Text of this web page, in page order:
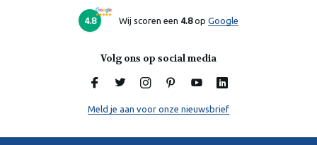
4.8 Wij scoren een 4.8op Google
Volg ons op social media
Meld je aan voor onze nieuwsbrief